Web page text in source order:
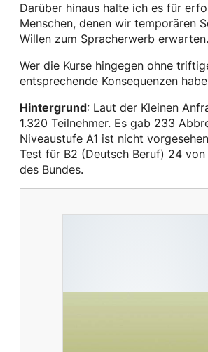
Darüber hinaus halte ich es für
Menschen, denen wir temporären
Willen zum Spracherwerb
Wer die Kurse hingegen ohne
entsprechende Konsequenzen
Hintergrund: Laut der Kleinen
1.320 Teilnehmer. Es gab 233
Niveaustufe A1 ist nicht
Test für B2 (Deutsch Beruf) 24
des Bundes.